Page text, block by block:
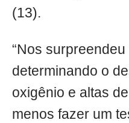
(13).
“Nos
determinando o
oxigênio e altas
menos fazer um